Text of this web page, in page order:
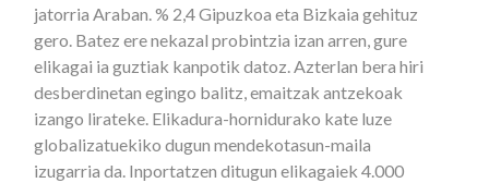
jatorria Araban. % 2,4 Gipuzkoa eta Bizkaia gehituz
gero. Batez ere nekazal probintzia izan arren, gure
elikagai ia guztiak kanpotik datoz. Azterlan bera hiri
desberdinetan egingo balitz, emaitzak antzekoak
izango lirateke. Elikadura-hornidurako kate luze
globalizatuekiko dugun mendekotasun-maila
izugarria da. Inportatzen ditugun elikagaiek 4.000